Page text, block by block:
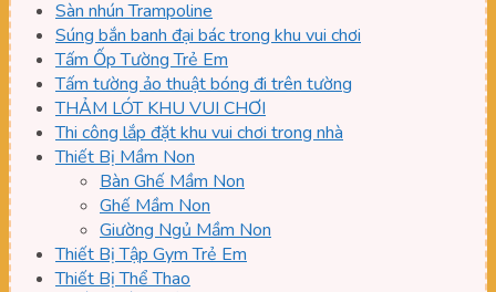
Sàn nhún Trampoline
Súng bắn banh đại bác trong khu vui chơi
Tấm Ốp Tường Trẻ Em
Tấm tường ảo thuật bóng đi trên tường
THẢM LÓT KHU VUI CHƠI
Thi công lắp đặt khu vui chơi trong nhà
Thiết Bị Mầm Non
Bàn Ghế Mầm Non
Ghế Mầm Non
Giường Ngủ Mầm Non
Thiết Bị Tập Gym Trẻ Em
Thiết Bị Thể Thao